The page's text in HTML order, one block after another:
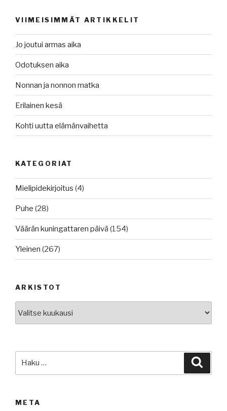
VIIMEISIMMÄT ARTIKKELIT
Jo joutui armas aika
Odotuksen aika
Nonnan ja nonnon matka
Erilainen kesä
Kohti uutta elämänvaihetta
KATEGORIAT
Mielipidekirjoitus (4)
Puhe (28)
Väärän kuningattaren päivä (154)
Yleinen (267)
ARKISTOT
META